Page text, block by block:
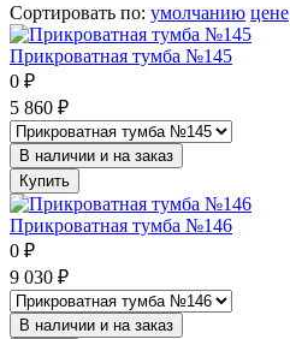
Сортировать по: умолчанию цене
Прикроватная тумба №145
0 ₽
5 860 ₽
В наличии и на заказ
Купить
Прикроватная тумба №146
0 ₽
9 030 ₽
В наличии и на заказ